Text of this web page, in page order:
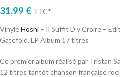
31,99 € TTC*
VinyleHoshi – Il Suffit D’y Croire –
Gatefold, LP Album 17 titres
Ce premier album réalisé par Tristan
12 titres tantôt chanson française